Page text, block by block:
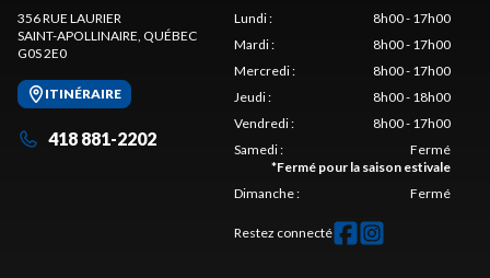
356 RUE LAURIER
SAINT-APOLLINAIRE, QUÉBEC
G0S 2E0
ITINÉRAIRE
418 881-2202
Lundi:
8h00 - 17h00
Mardi:
8h00 - 17h00
Mercredi:
8h00 - 17h00
Jeudi:
8h00 - 18h00
Vendredi:
8h00 - 17h00
Samedi:
Fermé
*Fermé pour la saison estivale
Dimanche: Fermé
Restez connecté